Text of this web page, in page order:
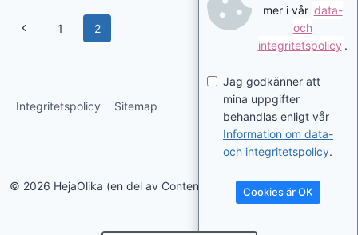
Page
Previous1 2
Integritetspolicy Sitemap
© 2026 HejaOlika (en del av Contentverkstan.se)
mer i vår data-
och
integritetspolicy .
Jag godkänner att
mina uppgifter
behandlas enligt vår
Information om data-
och integritetspolicy.
Cookies är OK